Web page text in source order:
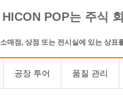
HICON POP는 주식
소매점, 상점 또는 전시실에 있는 상표
공장 투어 품질 관리